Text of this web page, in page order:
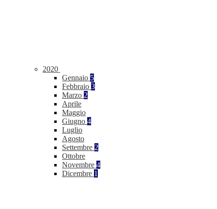
2020
Gennaio 5
Febbraio 3
Marzo 2
Aprile
Maggio
Giugno 4
Luglio
Agosto
Settembre 2
Ottobre
Novembre 4
Dicembre 1